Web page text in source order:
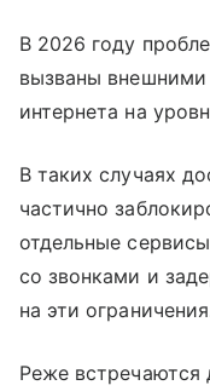
В 2026 году
вызваны внешними
интернета на
В таких случаях
частично
отдельные
со звонками и
на эти
Реже встречаются